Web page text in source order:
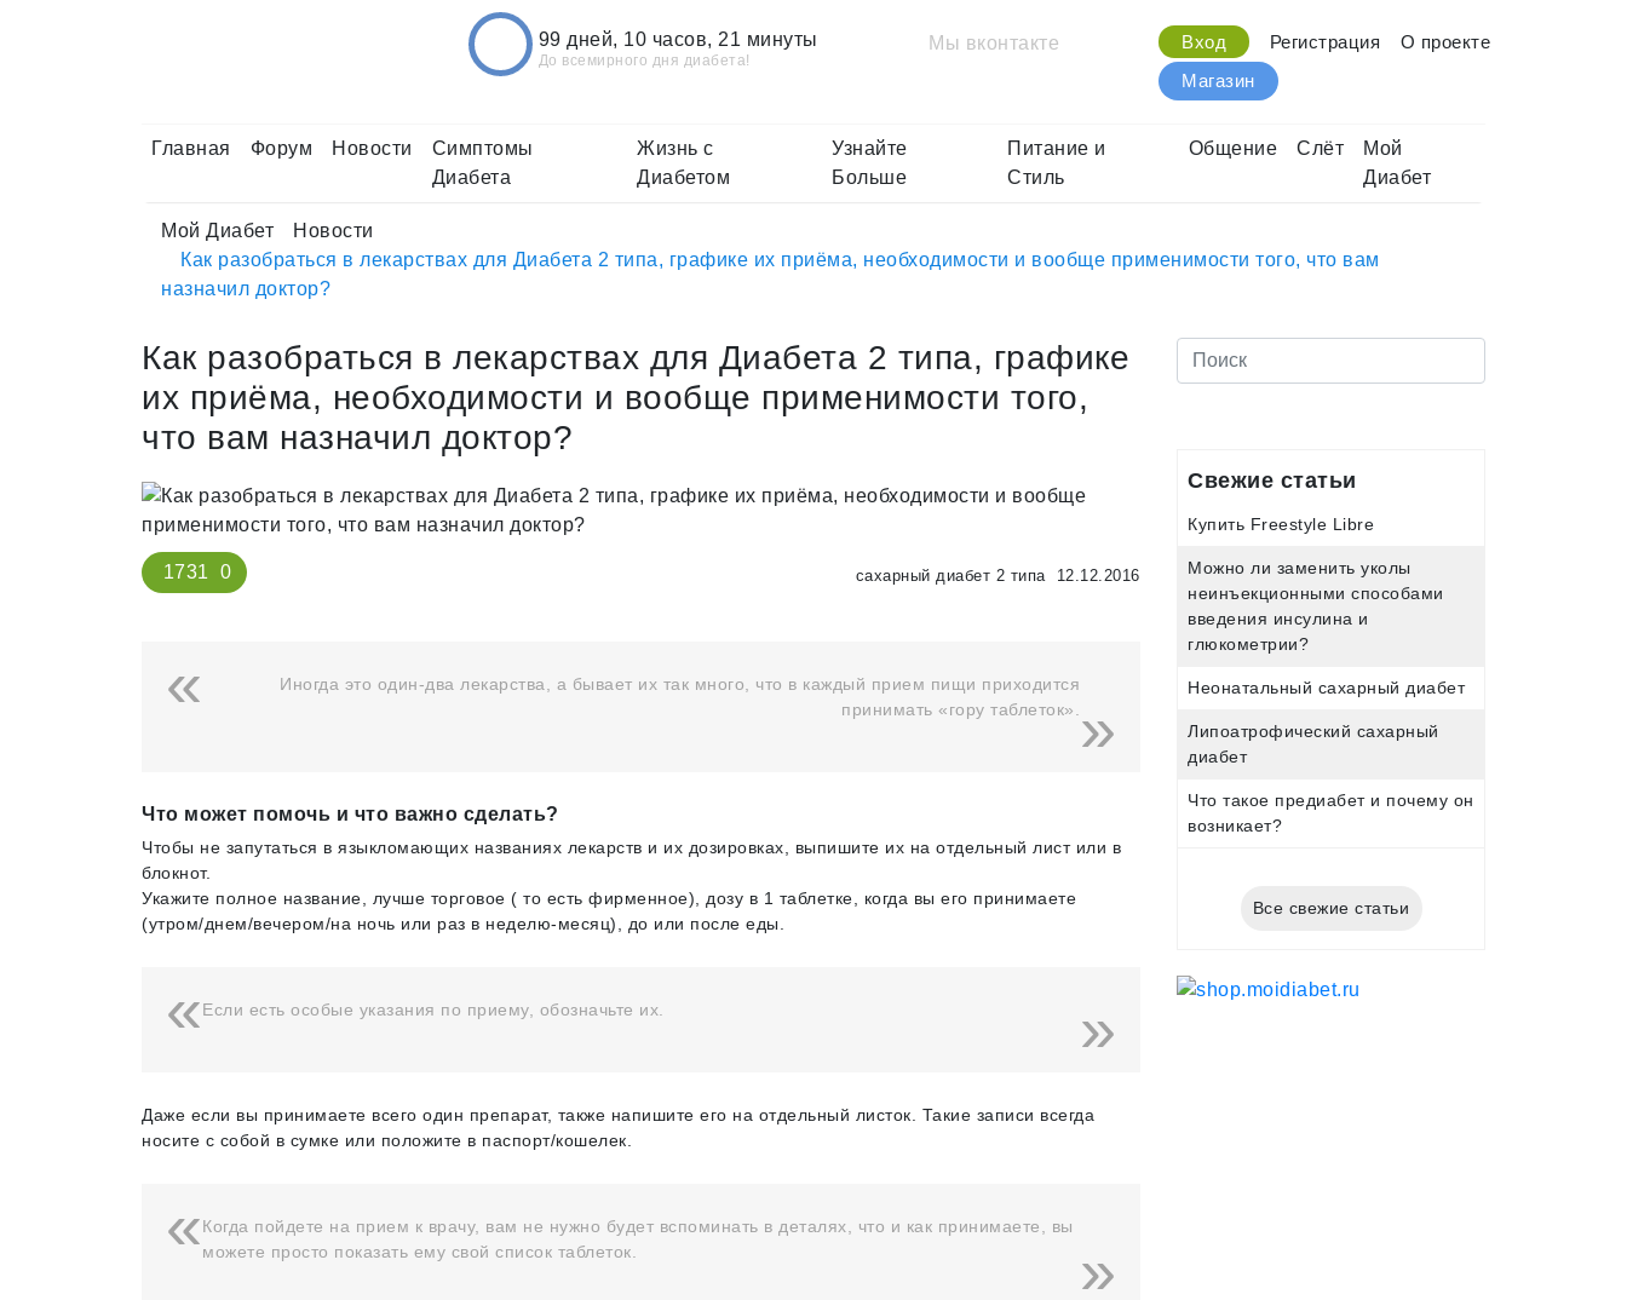
99 дней, 10 часов, 21 минуты
До всемирного дня диабета!
Мы вконтакте Вход Регистрация
О проекте
Магазин
Главная Форум Новости
Симптомы
Диабета
Жизнь с
Диабетом
Узнайте
Больше
Питание и
Стиль
Общение Слёт
Мой
Диабет
Мой Диабет
Новости
Как разобраться в лекарствах для Диабета 2 типа, графике их приёма, необходимости и вообще применимости того, что вам
назначил доктор?
Как разобраться в лекарствах для Диабета 2 типа, графике
их приёма, необходимости и вообще применимости того,
что вам назначил доктор?
1731 0 сахарный диабет 2 типа 12.12.2016
Иногда это один-два лекарства, а бывает их так много, что в каждый прием пищи приходится
принимать «гору таблеток».
Что может помочь и что важно сделать?
Чтобы не запутаться в языкломающих названиях лекарств и их дозировках, выпишите их на отдельный лист или в
блокнот.
Укажите полное название, лучше торговое ( то есть фирменное), дозу в 1 таблетке, когда вы его принимаете
(утром/днем/вечером/на ночь или раз в неделю-месяц), до или после еды.
Если есть особые указания по приему, обозначьте их.
Даже если вы принимаете всего один препарат, также напишите его на отдельный листок. Такие записи всегда
носите с собой в сумке или положите в паспорт/кошелек.
Когда пойдете на прием к врачу, вам не нужно будет вспоминать в деталях, что и как принимаете, вы
можете просто показать ему свой список таблеток.
Свежие статьи
Купить Freestyle Libre
Можно ли заменить уколы
неинъекционными способами
введения инсулина и
глюкометрии?
Неонатальный сахарный диабет
Липоатрофический сахарный
диабет
Что такое предиабет и почему он
возникает?
Все свежие статьи